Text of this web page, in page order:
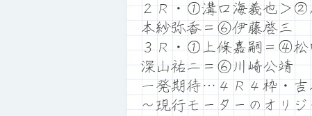
２Ｒ・①溝口海義也＞
本紗弥香＝⑥伊藤啓三
３Ｒ・①上條嘉嗣＝④
深山祐二＝⑥川崎公靖
一発期待…４Ｒ４枠・吉
～現行モーターのオリ